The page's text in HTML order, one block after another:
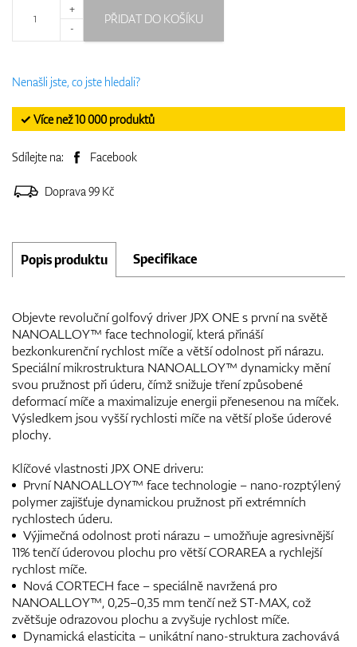
+
-
PŘIDAT DO KOŠÍKU
Nenašli jste, co jste hledali?
✓ Více než 10 000 produktů
Sdílejte na: Facebook
Doprava 99 Kč
Popis produktu Specifikace
Objevte revoluční golfový driver JPX ONE s první na světě
NANOALLOY™ face technologií, která přináší
bezkonkurenční rychlost míče a větší odolnost při nárazu.
Speciální mikrostruktura NANOALLOY™ dynamicky mění
svou pružnost při úderu, čímž snižuje tření způsobené
deformací míče a maximalizuje energii přenesenou na míček.
Výsledkem jsou vyšší rychlosti míče na větší ploše úderové
plochy.
Klíčové vlastnosti JPX ONE driveru:
První NANOALLOY™ face technologie – nano-rozptýlený
polymer zajišťuje dynamickou pružnost při extrémních
rychlostech úderu.
Výjimečná odolnost proti nárazu – umožňuje agresivnější
11% tenčí úderovou plochu pro větší CORAREA a rychlejší
rychlost míče.
Nová CORTECH face – speciálně navržená pro
NANOALLOY™, 0,25–0,35 mm tenčí než ST-MAX, což
zvětšuje odrazovou plochu a zvyšuje rychlost míče.
Dynamická elasticita – unikátní nano-struktura zachovává